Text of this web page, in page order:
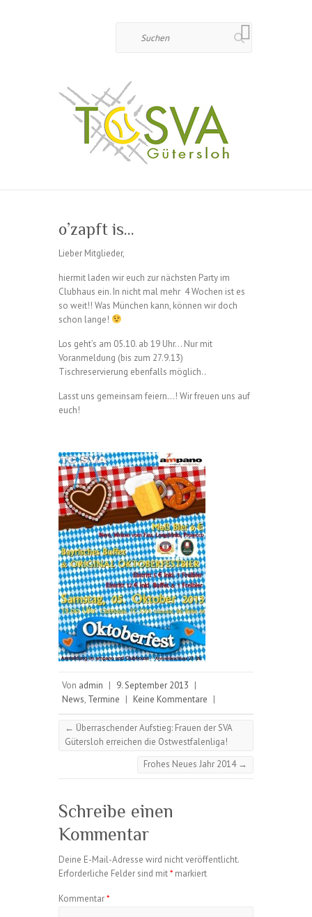
o’zapft is…
Lieber Mitglieder,
hiermit laden wir euch zur nächsten Party im
Clubhaus ein. In nicht mal mehr 4 Wochen ist es
so weit!! Was München kann, können wir doch
schon lange!
Los geht’s am 05.10. ab 19 Uhr… Nur mit
Voranmeldung (bis zum 27.9.13)
Tischreservierung ebenfalls möglich..
Lasst uns gemeinsam feiern…! Wir freuen uns auf
euch!
Von admin | 9. September 2013 |
News, Termine | Keine Kommentare |
← Überraschender Aufstieg: Frauen der SVA
Gütersloh erreichen die Ostwestfalenliga!
Frohes Neues Jahr 2014 →
Schreibe einen
Kommentar
Deine E-Mail-Adresse wird nicht veröffentlicht.
Erforderliche Felder sind mit* markiert
Kommentar*